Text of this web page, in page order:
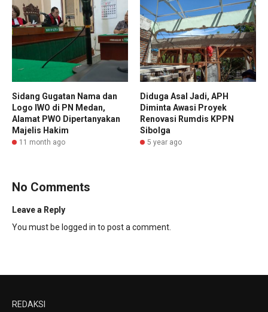
Sidang Gugatan Nama dan
Logo IWO di PN Medan,
Alamat PWO Dipertanyakan
Majelis Hakim
11 month ago
Diduga Asal Jadi, APH
Diminta Awasi Proyek
Renovasi Rumdis KPPN
Sibolga
5 year ago
No Comments
Leave a Reply
You must be logged in to post a comment.
REDAKSI